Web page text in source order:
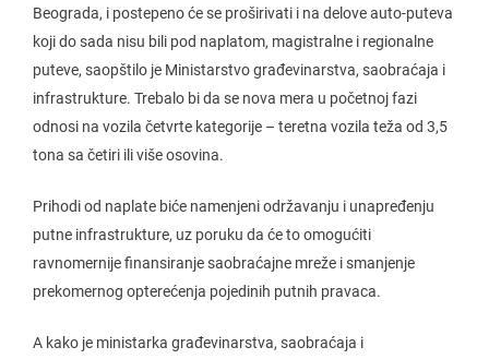
Beograda, i postepeno će se proširivati i na delove auto-puteva
koji do sada nisu bili pod naplatom, magistralne i regionalne
puteve, saopštilo je Ministarstvo građevinarstva, saobraćaja i
infrastrukture. Trebalo bi da se nova mera u početnoj fazi
odnosi na vozila četvrte kategorije – teretna vozila teža od 3,5
tona sa četiri ili više osovina.
Prihodi od naplate biće namenjeni održavanju i unapređenju
putne infrastrukture, uz poruku da će to omogućiti
ravnomernije finansiranje saobraćajne mreže i smanjenje
prekomernog opterećenja pojedinih putnih pravaca.
A kako je ministarka građevinarstva, saobraćaja i